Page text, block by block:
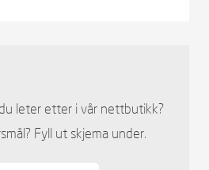
leter etter i vår nettbutikk?
Fyll ut skjema under.